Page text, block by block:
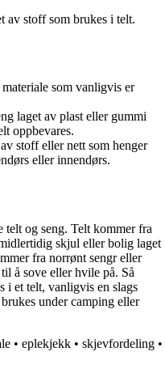
av stoff som brukes i telt.
som vanligvis er
laget av plast eller gummi
oppbevares.
stoff eller nett som henger
eller innendørs.
telt og seng. Telt kommer fra
skjul eller bolig laget
fra norrønt sengr eller
å sove eller hvile på. Så
i et telt, vanligvis en slags
under camping eller
• eplekjekk • skjevfordeling •